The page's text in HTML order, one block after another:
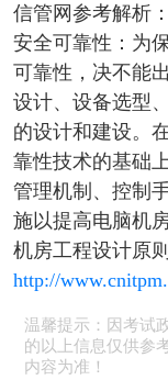
信管网参考解析：
安全可靠性： 为
可靠性，决不能
设计、设备选型
的设计和建设。
靠性技术的基础
管理机制、控制
施以提高电脑机
机房工程设计原则
http://
温馨提示：因考试
的以上信息仅供参
内容为准！